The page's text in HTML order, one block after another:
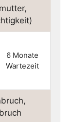
6 Monate
Wartezeit